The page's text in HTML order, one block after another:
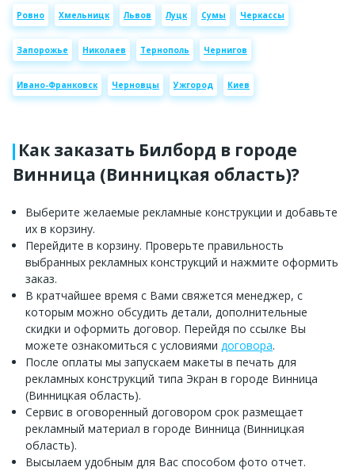
Ровно Хмельницк Львов Луцк Сумы Черкассы
Запорожье Николаев Тернополь Чернигов
Ивано-Франковск Черновцы Ужгород Киев
Как заказать Билборд в городе
Винница (Винницкая область)?
Выберите желаемые рекламные конструкции и добавьте
их в корзину.
Перейдите в корзину. Проверьте правильность
выбранных рекламных конструкций и нажмите оформить
заказ.
В кратчайшее время с Вами свяжется менеджер, с
которым можно обсудить детали, дополнительные
скидки и оформить договор. Перейдя по ссылке Вы
можете ознакомиться с условиями договора.
После оплаты мы запускаем макеты в печать для
рекламных конструкций типа Экран в городе Винница
(Винницкая область).
Сервис в оговоренный договором срок размещает
рекламный материал в городе Винница (Винницкая
область).
Высылаем удобным для Вас способом фото отчет.